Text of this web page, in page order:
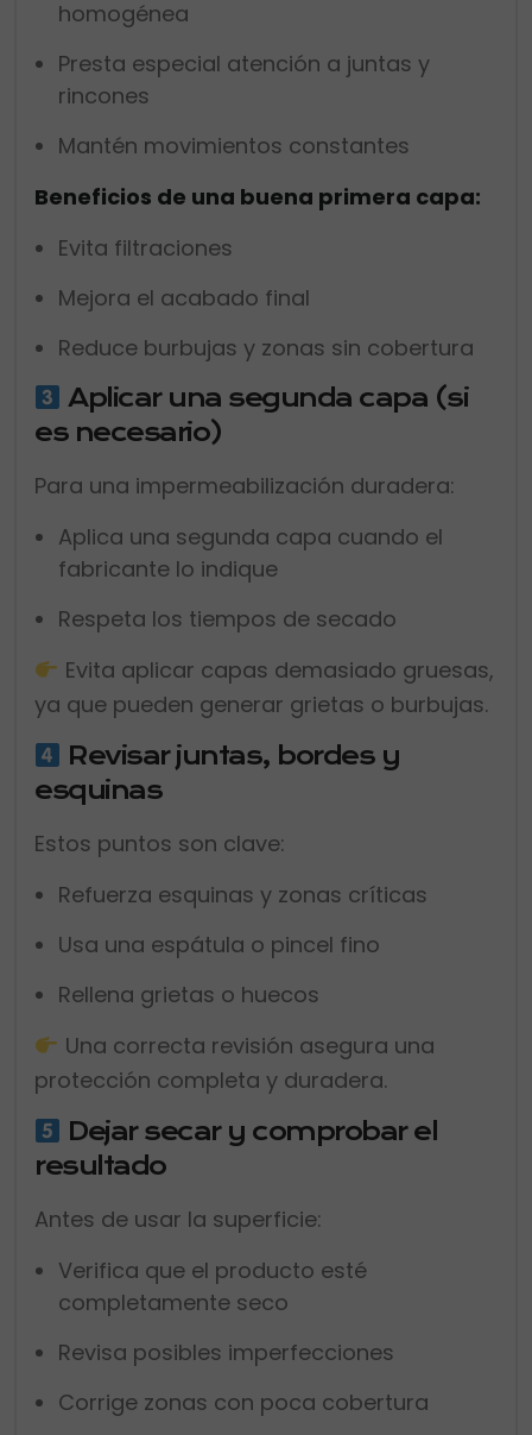
homogénea
Presta especial atención a juntas y
rincones
Mantén movimientos constantes
Beneficios de una buena primera capa:
Evita filtraciones
Mejora el acabado final
Reduce burbujas y zonas sin cobertura
Aplicar una segunda capa (si
es necesario)
Para una impermeabilización duradera:
Aplica una segunda capa cuando el
fabricante lo indique
Respeta los tiempos de secado
Evita aplicar capas demasiado gruesas,
ya que pueden generar grietas o burbujas.
Revisar juntas, bordes y
esquinas
Estos puntos son clave:
Refuerza esquinas y zonas críticas
Usa una espátula o pincel fino
Rellena grietas o huecos
Una correcta revisión asegura una
protección completa y duradera.
Dejar secar y comprobar el
resultado
Antes de usar la superficie:
Verifica que el producto esté
completamente seco
Revisa posibles imperfecciones
Corrige zonas con poca cobertura